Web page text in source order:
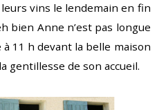
vins le lendemain en fin
bien Anne n’est pas longue
11 h devant la belle maison
gentillesse de son accueil.